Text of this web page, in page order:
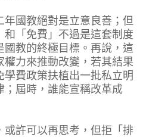
國教絕對是立意良善；但
和「免費」不過是這套制度
國教的終極目標。再說，這
權力來推動改變，若其結果
費政策扶植出一批私立明
；屆時，誰能宣稱改革成
或許可以再思考，但拒「排